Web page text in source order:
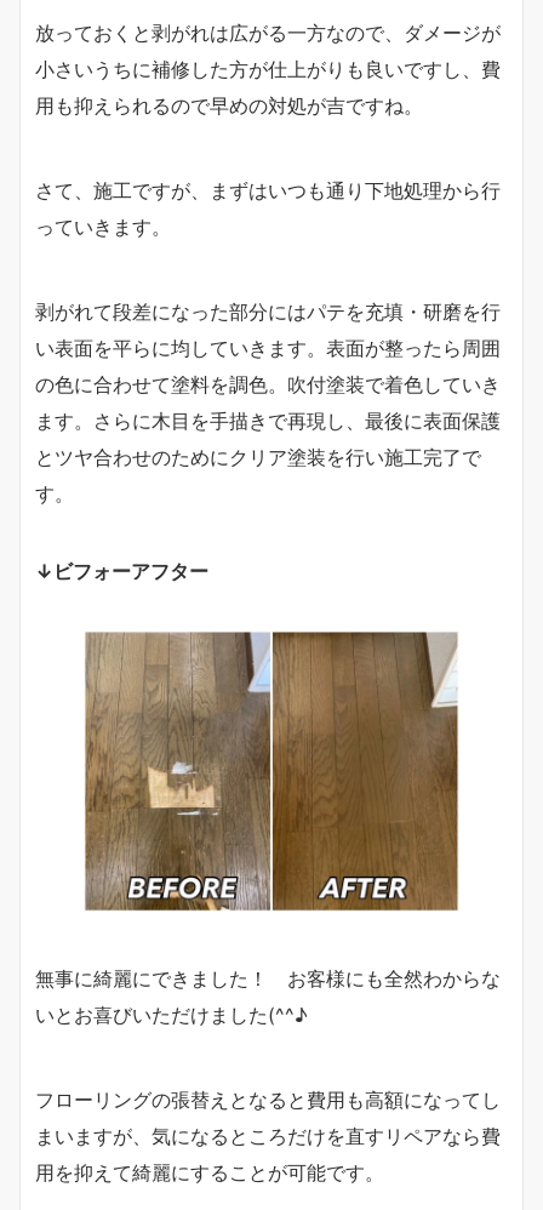
放っておくと剥がれは広がる一方なので、ダメージが
小さいうちに補修した方が仕上がりも良いですし、費
用も抑えられるので早めの対処が吉ですね。
さて、施工ですが、まずはいつも通り下地処理から行
っていきます。
剥がれて段差になった部分にはパテを充填・研磨を行
い表面を平らに均していきます。表面が整ったら周囲
の色に合わせて塗料を調色。吹付塗装で着色していき
ます。さらに木目を手描きで再現し、最後に表面保護
とツヤ合わせのためにクリア塗装を行い施工完了で
す。
↓ビフォーアフター
無事に綺麗にできました！ お客様にも全然わからな
いとお喜びいただけました(^^♪
フローリングの張替えとなると費用も高額になってし
まいますが、気になるところだけを直すリペアなら費
用を抑えて綺麗にすることが可能です。